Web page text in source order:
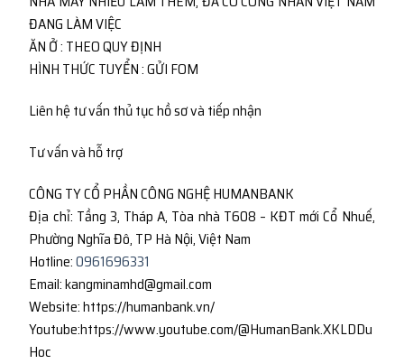
ĐANG LÀM VIỆC
ĂN Ở : THEO QUY ĐỊNH
HÌNH THỨC TUYỂN : GỬI FOM
Liên hệ tư vấn thủ tục hồ sơ và tiếp nhận
Tư vấn và hỗ trợ
CÔNG TY CỔ PHẦN CÔNG NGHỆ HUMANBANK
Địa chỉ: Tầng 3, Tháp A, Tòa nhà T608 – KĐT mới Cổ Nhuế,
Phường Nghĩa Đô, TP Hà Nội, Việt Nam
Hotline:0961696331
Email: kangminamhd@gmail.com
Website: https://humanbank.vn/
Youtube:https://www.youtube.com/@HumanBank.XKLDDu
Hoc